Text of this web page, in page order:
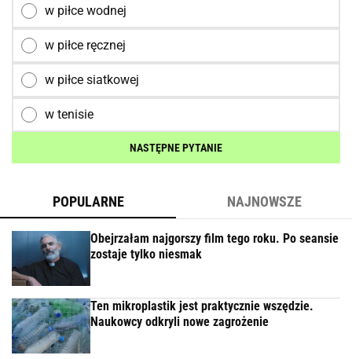
w piłce wodnej
w piłce ręcznej
w piłce siatkowej
w tenisie
NASTĘPNE PYTANIE
POPULARNE NAJNOWSZE
Obejrzałam najgorszy film tego roku. Po seansie
zostaje tylko niesmak
Ten mikroplastik jest praktycznie wszędzie.
Naukowcy odkryli nowe zagrożenie